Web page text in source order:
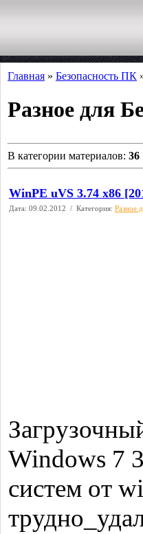
Главная » Безопасность ПК
Разное для
В категории материалов: 36
WinPE uVS 3.74 x86
Дата: 09.02.2012 / Категория: Разное
Windows 7
систем от